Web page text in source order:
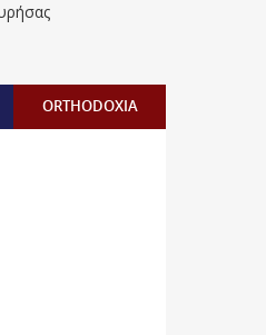
ORTHODOXIA